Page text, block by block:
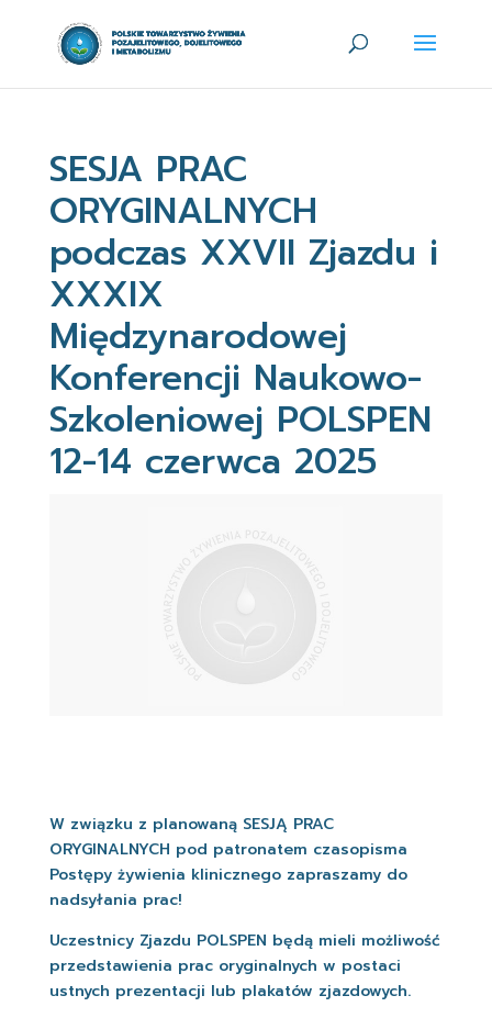
SESJA PRAC
ORYGINALNYCH
podczas XXVII Zjazdu i
XXXIX
Międzynarodowej
Konferencji Naukowo-
Szkoleniowej POLSPEN
12-14 czerwca 2025
W związku z planowaną SESJĄ PRAC
ORYGINALNYCH pod patronatem czasopisma
Postępy żywienia klinicznego zapraszamy do
nadsyłania prac!
Uczestnicy Zjazdu POLSPEN będą mieli możliwość
przedstawienia prac oryginalnych w postaci
ustnych prezentacji lub plakatów zjazdowych.